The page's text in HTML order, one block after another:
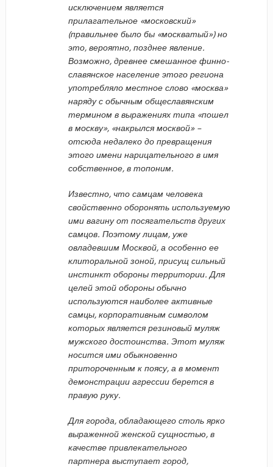
исключением является
прилагательное «московский»
(правильнее было бы «москватый») но
это, вероятно, позднее явление.
Возможно, древнее смешанное финно-
славянское население этого региона
употребляло местное слово «москва»
наряду с обычным общеславянским
термином в выражениях типа «пошел
в москву», «накрылся москвой» –
отсюда недалеко до превращения
этого имени нарицательного в имя
собственное, в топоним.
Известно, что самцам человека
свойственно оборонять используемую
ими вагину от посягательств других
самцов. Поэтому лицам, уже
овладевшим Москвой, а особенно ее
клиторальной зоной, присущ сильный
инстинкт обороны территории. Для
целей этой обороны обычно
используются наиболее активные
самцы, корпоративным символом
которых является резиновый муляж
мужского достоинства. Этот муляж
носится ими обыкновенно
притороченным к поясу, а в момент
демонстрации агрессии берется в
правую руку.
Для города, обладающего столь ярко
выраженной женской сущностью, в
качестве привлекательного
партнера выступает город,